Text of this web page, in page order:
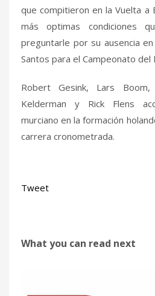
que compitieron en la Vuelta a
más optimas condiciones
preguntarle por su ausencia
Santos para el Campeonato del
Robert Gesink, Lars
Kelderman y Rick Flens
murciano en la formación
carrera cronometrada.
Tweet
What you can read next